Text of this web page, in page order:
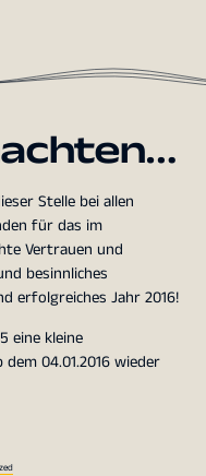
Stelle bei allen
für das im
Vertrauen und
besinnliches
erfolgreiches Jahr 2016!
eine kleine
04.01.2016 wieder